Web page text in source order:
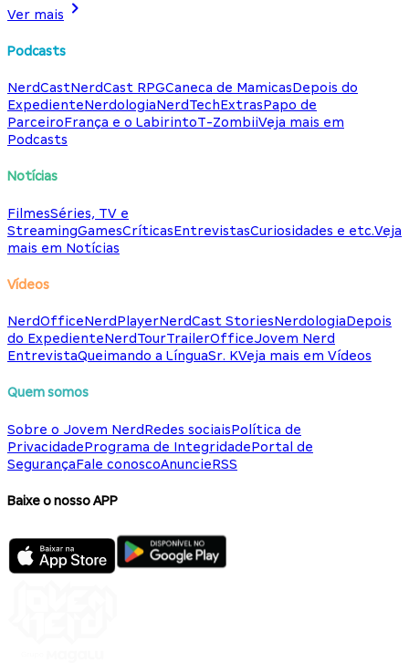
Ver mais
Podcasts
NerdCastNerdCast RPGCaneca de MamicasDepois do
ExpedienteNerdologiaNerdTechExtrasPapo de
ParceiroFrança e o LabirintoT-ZombiiVeja mais em
Podcasts
Notícias
FilmesSéries, TV e
StreamingGamesCríticasEntrevistasCuriosidades e etc.Veja
mais em Notícias
Vídeos
NerdOfficeNerdPlayerNerdCast StoriesNerdologiaDepois
do ExpedienteNerdTourTrailerOfficeJovem Nerd
EntrevistaQueimando a LínguaSr. KVeja mais em Vídeos
Quem somos
Sobre o Jovem NerdRedes sociaisPolítica de
PrivacidadePrograma de IntegridadePortal de
SegurançaFale conoscoAnuncieRSS
Baixe o nosso APP